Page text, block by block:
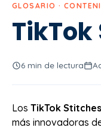
GLOSARIO ·
6 min de lectura
Los TikTok Stitches
más innovadoras